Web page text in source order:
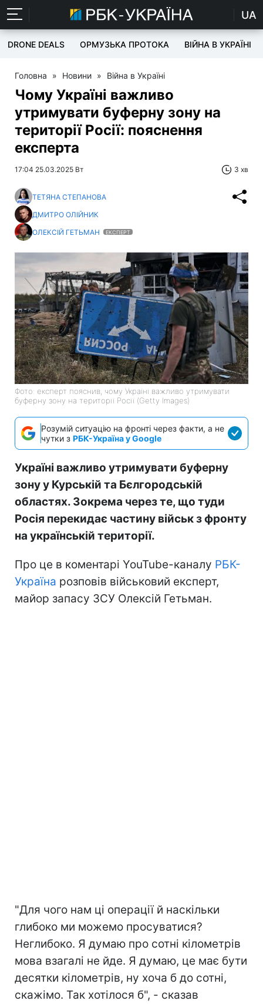
UA
DRONE DEALS ОРМУЗЬКА ПРОТОКА ВІЙНА В УКРАЇНІ
Головна » Новини » Війна в Україні
Чому Україні важливо
утримувати буферну зону на
території Росії: пояснення
експерта
17:04 25.03.2025 Вт 3 хв
ТЕТЯНА СТЕПАНОВА
ДМИТРО ОЛІЙНИК
ОЛЕКСІЙ ГЕТЬМАН
ЕКСПЕРТ
Фото: експерт пояснив, чому Україні важливо утримувати
буферну зону на території Росії (Getty Images)
Розумій ситуацію на фронті через факти, а не
чутки з РБК-Україна у Google
Україні важливо утримувати буферну
зону у Курській та Бєлгородській
областях. Зокрема через те, що туди
Росія перекидає частину військ з фронту
на українській території.
Про це в коментарі YouTube-каналу РБК-
Україна розповів військовий експерт,
майор запасу ЗСУ Олексій Гетьман.
"Для чого нам ці операції й наскільки
глибоко ми можемо просуватися?
Неглибоко. Я думаю про сотні кілометрів
мова взагалі не йде. Я думаю, це має бути
десятки кілометрів, ну хоча б до сотні,
скажімо. Так хотілося б", - сказав